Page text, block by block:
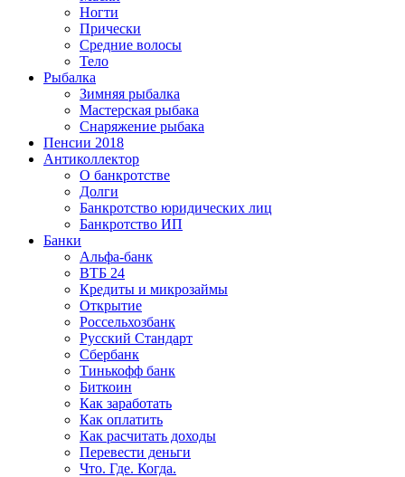
Ногти
Прически
Средние волосы
Тело
Рыбалка
Зимняя рыбалка
Мастерская рыбака
Снаряжение рыбака
Пенсии 2018
Антиколлектор
О банкротстве
Долги
Банкротство юридических лиц
Банкротство ИП
Банки
Альфа-банк
ВТБ 24
Кредиты и микрозаймы
Открытие
Россельхозбанк
Русский Стандарт
Сбербанк
Тинькофф банк
Биткоин
Как заработать
Как оплатить
Как расчитать доходы
Перевести деньги
Что. Где. Когда.